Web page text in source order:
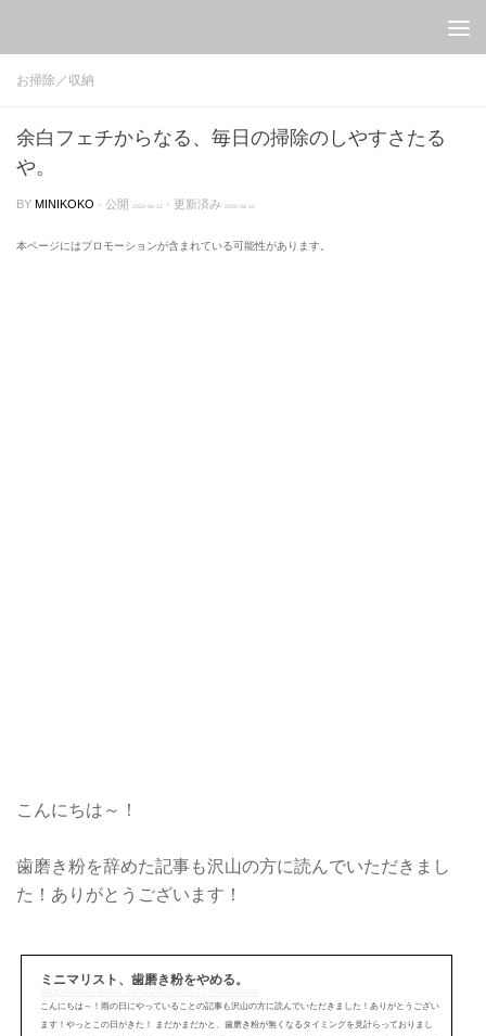
お掃除／収納
余白フェチからなる、毎日の掃除のしやすさたる
や。
BY MINIKOKO · 公開 2020-06-12 · 更新済み 2020-06-12
本ページにはプロモーションが含まれている可能性があります。
こんにちは～！
歯磨き粉を辞めた記事も沢山の方に読んでいただきまし
た！ありがとうございます！
ミニマリスト、歯磨き粉をやめる。
こんにちは～！雨の日にやっていることの記事も沢山の方に読んでいただきました！ありがとうござい
ます！やっとこの日がきた！ まだかまだかと、歯磨き粉が無くなるタイミングを見計らっておりまし